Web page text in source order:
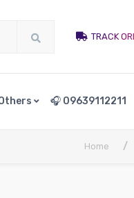
TRACK
🎧 09639112211
Home /